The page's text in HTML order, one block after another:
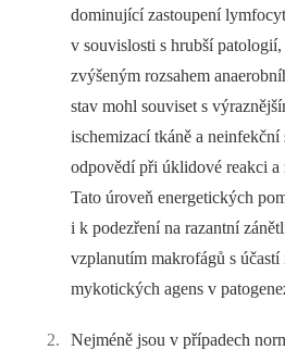
dominující zastoupení
v souvislosti s hrubší
zvýšeným rozsahem
stav mohl souviset s
ischemizací tkáně a
odpovědí při úklidové reakci a
Tato úroveň energetických
i k podezření na razantní
vzplanutím makrofágů s
mykotických agens v
Nejméně jsou v případech